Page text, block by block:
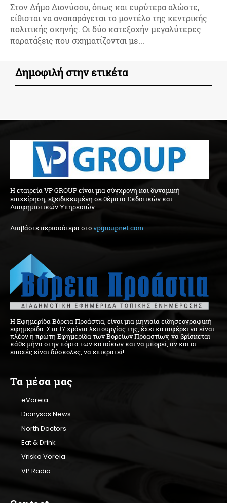
Στον Δήμο Διονύσου, όπως και ευρύτερα αλώστε,
είθισται να αναπαράγεται το μοντέλο της κεντρικής
πολιτικής σκηνής. Οι δύο κατεξοχήν μεγαλύτερες
παρατάξεις που σχηματίζονται με...
Δημοφιλή στην ετικέτα
H εταιρεία VP GROUP είναι μια σύγχρονη και δυναμική
επιχείρηση, εξειδικευμένη σε θέματα Εκδοτικών και
Διαφημιστικών Υπηρεσιών.
Διαβάστε περισσότερα στovpgroupnet.com
Η Εφημερίδα Βόρεια Προάστια, είναι μια μηνιαία ειδησεογραφική
εφημερίδα. Στα 17 χρόνια λειτουργίας της, έχει καταφέρει να είναι
πλέον η πρώτη Εφημερίδα των Βορείων Προαστίων, να βρίσκεται
κάθε μήνα στην πόρτα των κατοίκων και να μπορεί, αν και οι
εποχές είναι δύσκολες, να επικρατεί!
Τα μέσα μας
eVoreia
Dionysos News
North Doctors
Eat & Drink
Vrisko Voreia
VP Radio